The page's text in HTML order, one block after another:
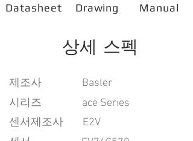
Datasheet Drawing Manual
상세 스펙
​제조사
시리즈
ace Series
센서제조사
E2V
Basler